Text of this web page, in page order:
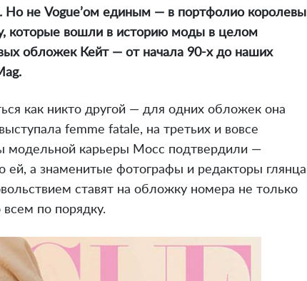
Но не Vogue’ом единым — в портфолио королевы
которые вошли в историю моды в целом
обложек Кейт — от начала 90-х до наших
как никто другой — для одних обложек она
femme fatale, на третьих и вовсе
модельной карьеры Мосс подтвердили —
ей, а знаменитые фотографы и редакторы глянца
ставят на обложку номера не только
по порядку.